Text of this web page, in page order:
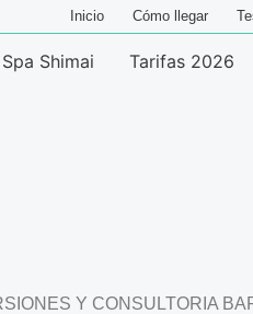
Inicio Cómo llegar
Spa Shimai Tarifas 2026
Y CONSULTORIA